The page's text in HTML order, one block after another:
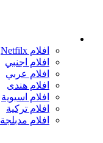
افلام Netfilx
افلام اجنبي
افلام عربي
افلام هندى
افلام اسيوية
افلام تركية
افلام مدبلجة